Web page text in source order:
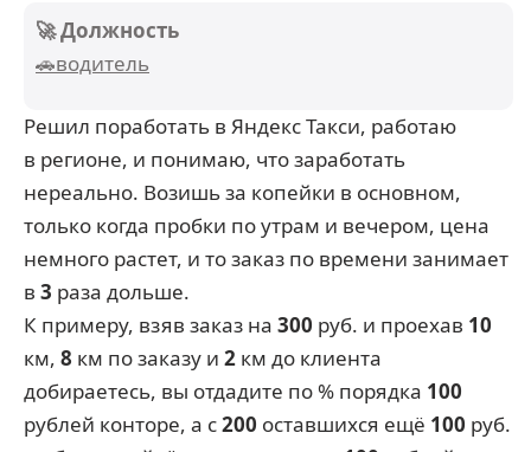
🚀 Должность
🚗водитель
Решил поработать в Яндекс Такси, работаю
в регионе, и понимаю, что заработать
нереально. Возишь за копейки в основном,
только когда пробки по утрам и вечером, цена
немного растет, и то заказ по времени занимает
в 3 раза дольше.
К примеру, взяв заказ на 300 руб. и проехав 10
км, 8 км по заказу и 2 км до клиента
добираетесь, вы отдадите по % порядка 100
рублей конторе, а с200 оставшихся ещё 100 руб.